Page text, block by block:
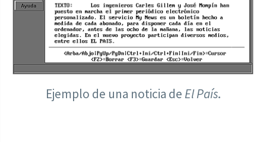
Ejemplo de una noticia deEl País.